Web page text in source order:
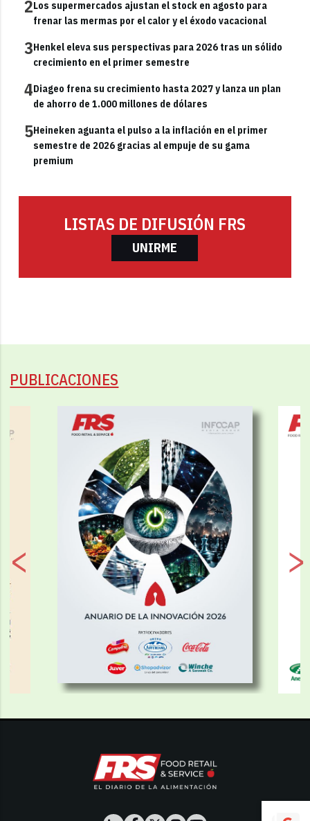
2Los supermercados ajustan el stock en agosto para
frenar las mermas por el calor y el éxodo vacacional
3Henkel eleva sus perspectivas para 2026 tras un sólido
crecimiento en el primer semestre
4Diageo frena su crecimiento hasta 2027 y lanza un plan
de ahorro de 1.000 millones de dólares
5Heineken aguanta el pulso a la inflación en el primer
semestre de 2026 gracias al empuje de su gama
premium
LISTAS DE DIFUSIÓN FRS
UNIRME
PUBLICACIONES